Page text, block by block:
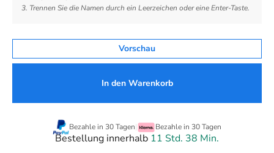
3. Trennen Sie die Namen durch ein Leerzeichen oder eine Enter-Taste.
Vorschau
In den Warenkorb
Bezahle in 30 Tagen| Bezahle in 30 Tagen
Bestellung innerhalb 11 Std. 38 Min.